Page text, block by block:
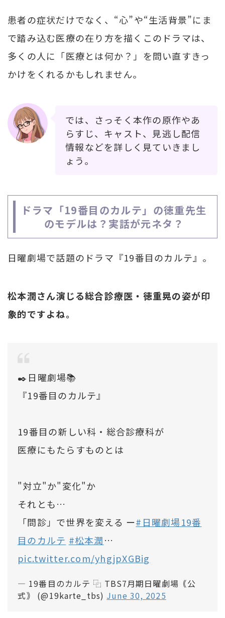
患者の症状だけでなく、“心”や“生活背景”にま
で踏み込む医療の在り方を描くこのドラマは、
多くの人に「医療とは何か？」を問い直すきっ
かけをくれるかもしれません。
では、さっそく本作の原作やあ
らすじ、キャスト、見逃し配信
情報などを詳しく見ていきまし
ょう。
ドラマ「19番目のカルテ」の徳重先生
のモデルは？実話が元ネタ？
日曜劇場で話題のドラマ『19番目のカルテ』。
松本潤さん演じる総合診療医・徳重晃の姿が印
象的ですよね。
✒️日曜劇場📚
『19番目のカルテ』
19番目の新しい科・総合診療科が
医療にもたらすものとは
"対立"か"変化"か
それとも…
「問診」で世界を変える ー#日曜劇場19番
目のカルテ #松本潤…
pic.twitter.com/yhgjpXGBig
— 19番目のカルテ ⿻ TBS7月期日曜劇場｟公
式｠ (@19karte_tbs) June 30, 2025